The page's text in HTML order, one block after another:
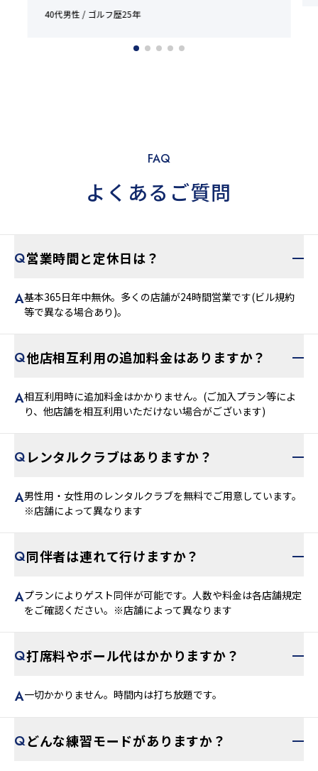
40代男性 / ゴルフ歴25年
FAQ
よくあるご質問
営業時間と定休日は？
基本365日年中無休。多くの店舗が24時間営業です(ビル規約
等で異なる場合あり)。
他店相互利用の追加料金はありますか？
相互利用時に追加料金はかかりません。(ご加入プラン等によ
り、他店舗を相互利用いただけない場合がございます)
レンタルクラブはありますか？
男性用・女性用のレンタルクラブを無料でご用意しています。
※店舗によって異なります
同伴者は連れて行けますか？
プランによりゲスト同伴が可能です。人数や料金は各店舗規定
をご確認ください。※店舗によって異なります
打席料やボール代はかかりますか？
一切かかりません。時間内は打ち放題です。
どんな練習モードがありますか？